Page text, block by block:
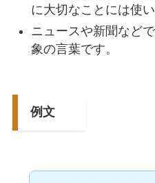
に大切なことには使い
ニュースや新聞など
象の言葉です。
例文